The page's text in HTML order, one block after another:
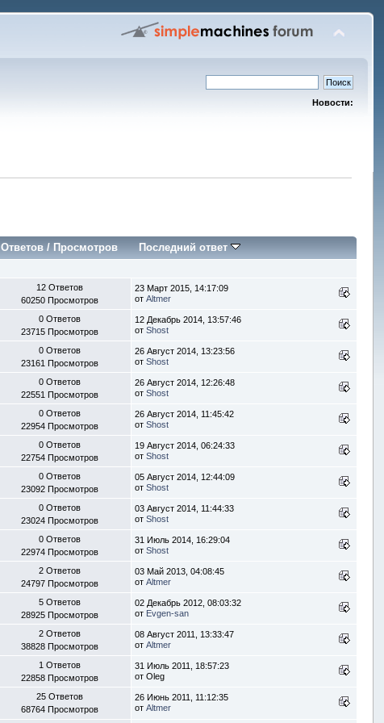
Новости:
Ответов/ Просмотров Последний ответ
12 Ответов
60250 Просмотров
23 Март 2015, 14:17:09
отAltmer
0 Ответов
23715 Просмотров
12 Декабрь 2014, 13:57:46
отShost
0 Ответов
23161 Просмотров
26 Август 2014, 13:23:56
отShost
0 Ответов
22551 Просмотров
26 Август 2014, 12:26:48
отShost
0 Ответов
22954 Просмотров
26 Август 2014, 11:45:42
отShost
0 Ответов
22754 Просмотров
19 Август 2014, 06:24:33
отShost
0 Ответов
23092 Просмотров
05 Август 2014, 12:44:09
отShost
0 Ответов
23024 Просмотров
03 Август 2014, 11:44:33
отShost
0 Ответов
22974 Просмотров
31 Июль 2014, 16:29:04
отShost
2 Ответов
24797 Просмотров
03 Май 2013, 04:08:45
отAltmer
5 Ответов
28925 Просмотров
02 Декабрь 2012, 08:03:32
от Evgen-san
2 Ответов
38828 Просмотров
08 Август 2011, 13:33:47
отAltmer
1 Ответов
22858 Просмотров
31 Июль 2011, 18:57:23
от Oleg
25 Ответов
68764 Просмотров
26 Июнь 2011, 11:12:35
отAltmer